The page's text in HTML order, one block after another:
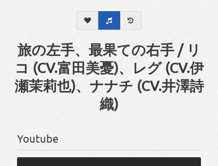
旅の左手、最果ての右手 / リ
コ (CV.富田美憂)、レグ (CV.伊
瀬茉莉也)、ナナチ (CV.井澤詩
織)
Youtube